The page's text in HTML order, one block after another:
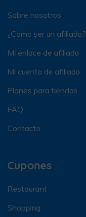
Sobre nosotros
¿Cómo ser un afiliado?
Mi enlace de afiliado
Mi cuenta de afiliado
Planes para tiendas
FAQ
Contacto
Cupones
Restaurant
Shopping